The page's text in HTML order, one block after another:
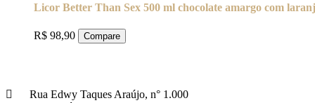
Licor Better Than Sex 500 ml chocolate amargo com
R$ 98,90 Compare
Rua Edwy Taques Araújo, n° 1.000